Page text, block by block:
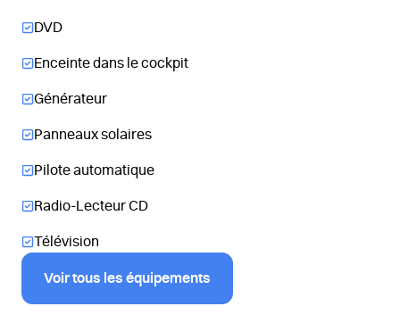
DVD
Enceinte dans le cockpit
Générateur
Panneaux solaires
Pilote automatique
Radio-Lecteur CD
Télévision
Voir tous les équipements